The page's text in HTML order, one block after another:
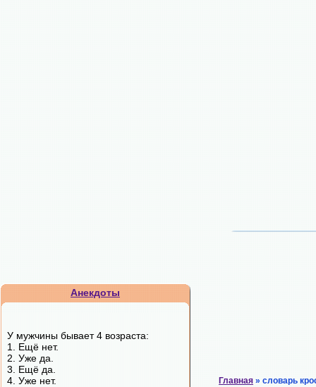
Анекдоты
У мужчины бывает 4 возраста:
1. Ещё нет.
2. Уже да.
3. Ещё да.
4. Уже нет.
Главная » словарь